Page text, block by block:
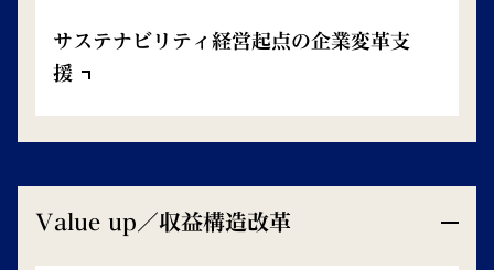
サステナビリティ経営起点の企業変革支
援
Value up／収益構造改革